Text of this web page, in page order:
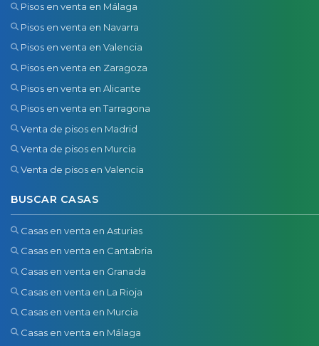
Pisos en venta en Málaga
Pisos en venta en Navarra
Pisos en venta en Valencia
Pisos en venta en Zaragoza
Pisos en venta en Alicante
Pisos en venta en Tarragona
Venta de pisos en Madrid
Venta de pisos en Murcia
Venta de pisos en Valencia
BUSCAR CASAS
Casas en venta en Asturias
Casas en venta en Cantabria
Casas en venta en Granada
Casas en venta en La Rioja
Casas en venta en Murcia
Casas en venta en Málaga